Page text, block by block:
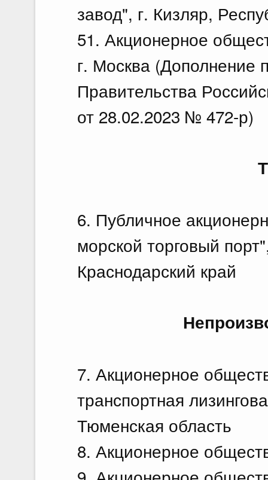
завод", г. Кизляр,
51. Акционерное
г. Москва (Дополнение
Правительства
от 28.02.2023 № 472-р)
6. Публичное
морской торговый
Краснодарский край
7. Акционерное
транспортная
Тюменская область
8. Акционерное